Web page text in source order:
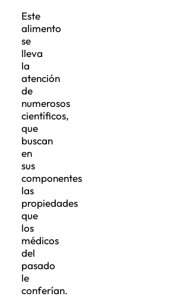
Este
alimento
se
lleva
la
atención
de
numerosos
científicos,
que
buscan
en
sus
componentes
las
propiedades
que
los
médicos
del
pasado
le
conferían.